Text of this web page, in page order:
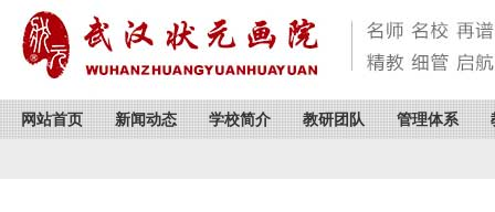
网站首页 新闻动态 学校简介 教研团队 管理体系